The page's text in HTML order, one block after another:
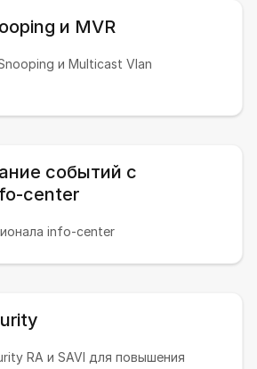
и MVR
и Multicast Vlan
событий с
center
info-center
RA и SAVI для повышения